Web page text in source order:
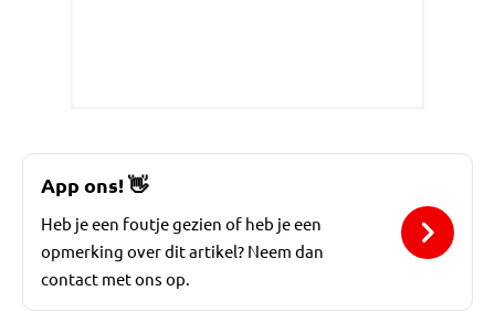
App ons!👋
Heb je een foutje gezien of heb je een
opmerking over dit artikel? Neem dan
contact met ons op.